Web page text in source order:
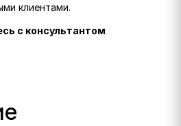
клиентами.
с консультантом